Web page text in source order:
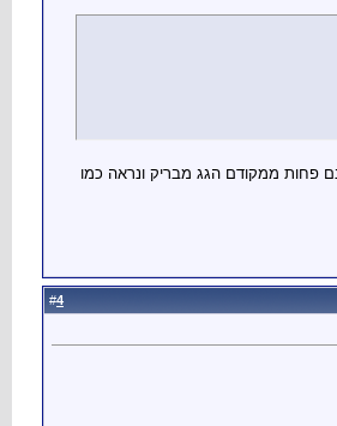
פחות ממקודם הגג מבריק ונראה כמו
4